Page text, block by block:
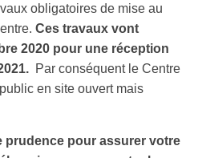
obligatoires de mise au
Ces travaux vont
2020 pour une réception
Par conséquent le Centre
en site ouvert mais
prudence pour assurer votre